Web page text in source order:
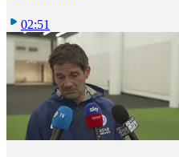
02:51